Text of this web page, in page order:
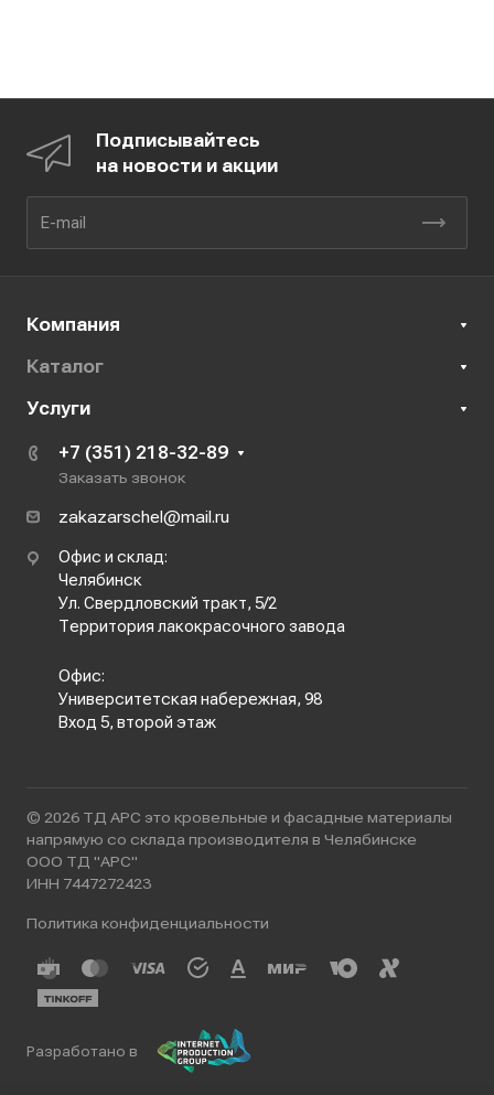
Подписывайтесь
на новости и акции
Компания
Каталог
Услуги
+7 (351) 218-32-89
Заказать звонок
zakazarschel@mail.ru
Офис и склад:
Челябинск
Ул. Свердловский тракт, 5/2
Территория лакокрасочного завода
Офис:
Университетская набережная, 98
Вход 5, второй этаж
© 2026 ТД АРС это кровельные и фасадные материалы
напрямую со склада производителя в Челябинске
ООО ТД "АРС"
ИНН 7447272423
Политика конфиденциальности
Разработано в